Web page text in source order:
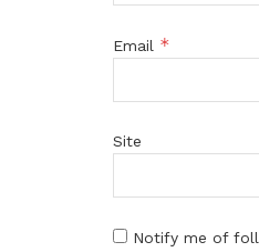
Email *
Site
Notify me of